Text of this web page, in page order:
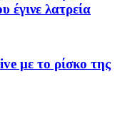
έγινε λατρεία
με το ρίσκο της